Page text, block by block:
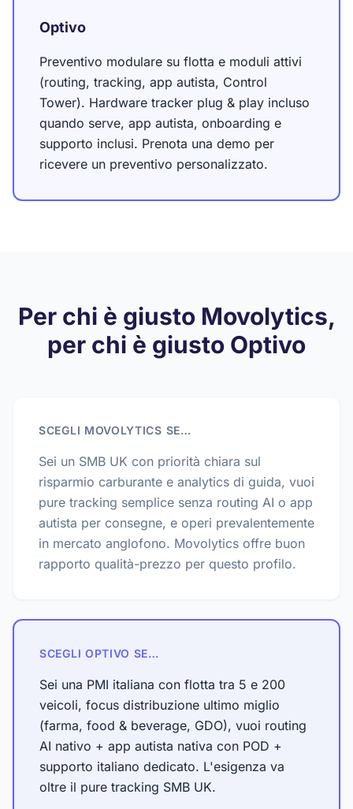
Optivo
Preventivo modulare su flotta e moduli attivi
(routing, tracking, app autista, Control
Tower). Hardware tracker plug & play incluso
quando serve, app autista, onboarding e
supporto inclusi. Prenota una demo per
ricevere un preventivo personalizzato.
Per chi è giusto Movolytics,
per chi è giusto Optivo
SCEGLI MOVOLYTICS SE…
Sei un SMB UK con priorità chiara sul
risparmio carburante e analytics di guida, vuoi
pure tracking semplice senza routing AI o app
autista per consegne, e operi prevalentemente
in mercato anglofono. Movolytics offre buon
rapporto qualità-prezzo per questo profilo.
SCEGLI OPTIVO SE…
Sei una PMI italiana con flotta tra 5 e 200
veicoli, focus distribuzione ultimo miglio
(farma, food & beverage, GDO), vuoi routing
AI nativo + app autista nativa con POD +
supporto italiano dedicato. L'esigenza va
oltre il pure tracking SMB UK.